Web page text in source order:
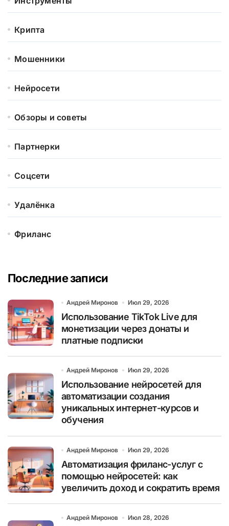
Крипта
Мошенники
Нейросети
Обзоры и советы
Партнерки
Соцсети
Удалёнка
Фриланс
Последние записи
Андрей Миронов Июл 29, 2026
Использование TikTok Live для
монетизации через донаты и
платные подписки
Андрей Миронов Июл 29, 2026
Использование нейросетей для
автоматизации создания
уникальных интернет-курсов и
обучения
Андрей Миронов Июл 29, 2026
Автоматизация фриланс-услуг с
помощью нейросетей: как
увеличить доход и сократить время
Андрей Миронов Июл 28, 2026